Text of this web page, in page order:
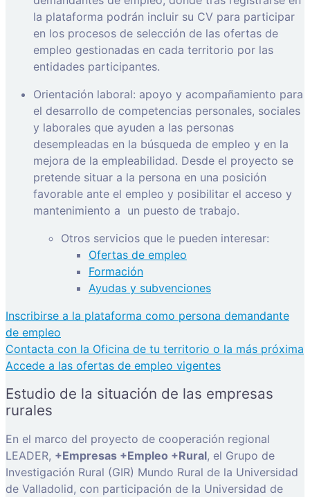
la plataforma podrán incluir su CV para participar
en los procesos de selección de las ofertas de
empleo gestionadas en cada territorio por las
entidades participantes.
Orientación laboral: apoyo y acompañamiento para
el desarrollo de competencias personales, sociales
y laborales que ayuden a las personas
desempleadas en la búsqueda de empleo y en la
mejora de la empleabilidad. Desde el proyecto se
pretende situar a la persona en una posición
favorable ante el empleo y posibilitar el acceso y
mantenimiento a un puesto de trabajo.
Otros servicios que le pueden interesar:
Ofertas de empleo
Formación
Ayudas y subvenciones
Inscribirse a la plataforma como persona demandante
de empleo
Contacta con la Oficina de tu territorio o la más próxima
Accede a las ofertas de empleo vigentes
Estudio de la situación de las empresas
rurales
En el marco del proyecto de cooperación regional
LEADER, +Empresas +Empleo +Rural, el Grupo de
Investigación Rural (GIR) Mundo Rural de la Universidad
de Valladolid, con participación de la Universidad de